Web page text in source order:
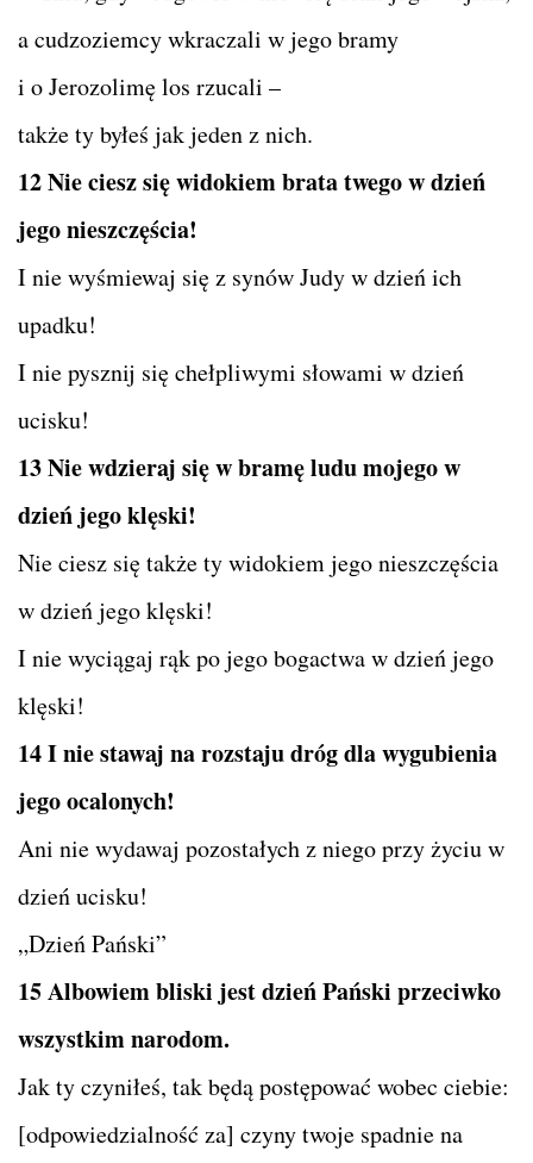
a cudzoziemcy wkraczali w jego bramy
i o Jerozolimę los rzucali –
także ty byłeś jak jeden z nich.
12 Nie ciesz się widokiem brata twego w dzień
jego nieszczęścia!
I nie wyśmiewaj się z synów Judy w dzień ich
upadku!
I nie pysznij się chełpliwymi słowami w dzień
ucisku!
13 Nie wdzieraj się w bramę ludu mojego w
dzień jego klęski!
Nie ciesz się także ty widokiem jego nieszczęścia
w dzień jego klęski!
I nie wyciągaj rąk po jego bogactwa w dzień jego
klęski!
14 I nie stawaj na rozstaju dróg dla wygubienia
jego ocalonych!
Ani nie wydawaj pozostałych z niego przy życiu w
dzień ucisku!
„Dzień Pański”
15 Albowiem bliski jest dzień Pański przeciwko
wszystkim narodom.
Jak ty czyniłeś, tak będą postępować wobec ciebie:
[odpowiedzialność za] czyny twoje spadnie na